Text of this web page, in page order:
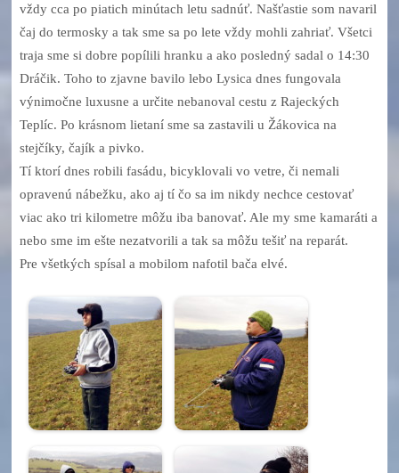
vždy cca po piatich minútach letu sadnúť. Našťastie som navaril
čaj do termosky a tak sme sa po lete vždy mohli zahriať. Všetci
traja sme si dobre popílili hranku a ako posledný sadal o 14:30
Dráčik. Toho to zjavne bavilo lebo Lysica dnes fungovala
výnimočne luxusne a určite nebanoval cestu z Rajeckých
Teplíc. Po krásnom lietaní sme sa zastavili u Žákovica na
stejčíky, čajík a pivko.
Tí ktorí dnes robili fasádu, bicyklovali vo vetre, či nemali
opravenú nábežku, ako aj tí čo sa im nikdy nechce cestovať
viac ako tri kilometre môžu iba banovať. Ale my sme kamaráti a
nebo sme im ešte nezatvorili a tak sa môžu tešiť na reparát.
Pre všetkých spísal a mobilom nafotil bača elvé.